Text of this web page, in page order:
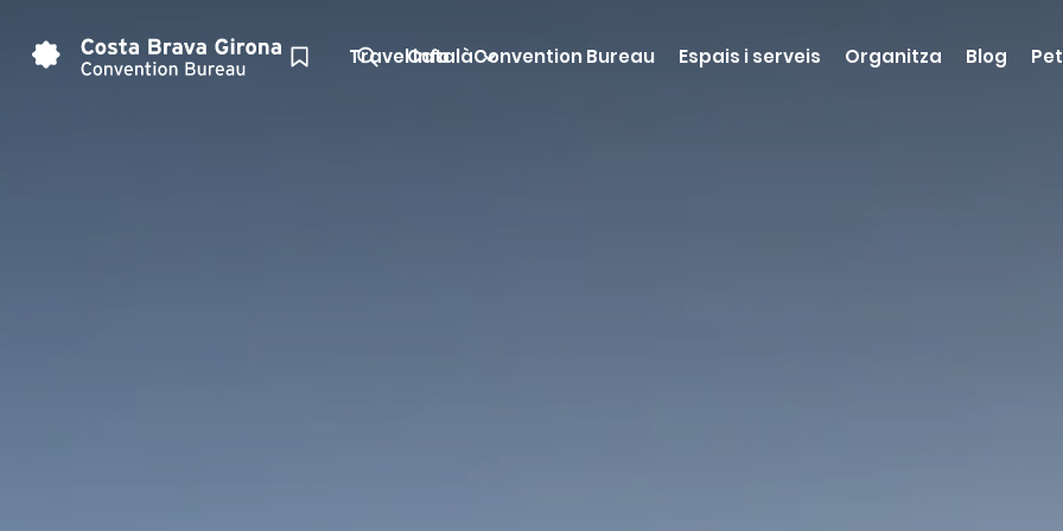
Travel info Convention Bureau Espais i serveis Organitza Blog
Català